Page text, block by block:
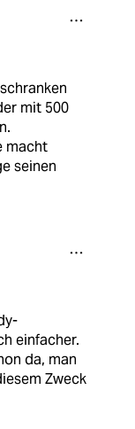
mit 500
macht
seinen
einfacher.
da, man
Zweck